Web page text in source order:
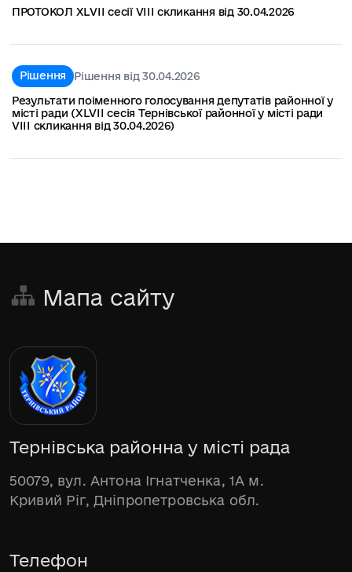
ПРОТОКОЛ XLVІІ сесії VIIІ скликання від 30.04.2026
Рішення
Рішення від 30.04.2026
Результати поіменного голосування депутатів районної у
місті ради (XLVІІ сесія Тернівської районної у місті ради
VIIІ скликання від 30.04.2026)
Мапа сайту
Тернівська районна у місті рада
50079, вул. Антона Ігнатченка, 1А м.
Кривий Ріг, Дніпропетровська обл.
Телефон